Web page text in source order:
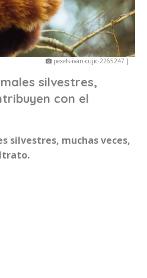
pexels-ivan-cujic-2265247 |
silvestres,
con el
silvestres, muchas veces,